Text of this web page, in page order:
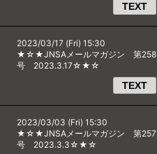
TEXT
2023/03/17 (Fri) 15:30
★☆★JNSAメールマガジン 第258
号 2023.3.17☆★☆
TEXT
2023/03/03 (Fri) 15:30
★☆★JNSAメールマガジン 第257
号 2023.3.3☆★☆